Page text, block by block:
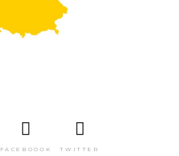
FACEBOOOK TWITTER